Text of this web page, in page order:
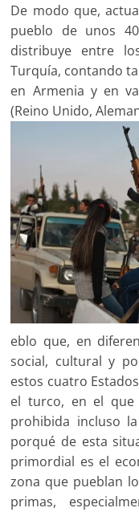
De modo que,
pueblo de unos
distribuye entre
Turquía, contando
en Armenia y en
(Reino Unido,
eblo que, en
social, cultural y
estos cuatro
el turco, en el que
prohibida incluso
porqué de esta
primordial es el
zona que pueblan
primas,